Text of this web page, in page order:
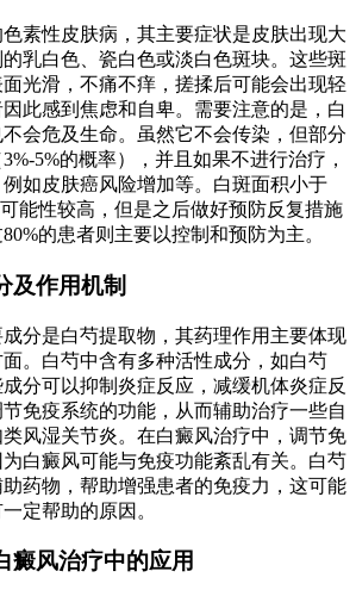
素性皮肤病，其主要症状是皮肤出现大
乳白色、瓷白色或淡白色斑块。这些斑
光滑，不痛不痒，搓揉后可能会出现轻
此感到焦虑和自卑。需要注意的是，白
会危及生命。虽然它不会传染，但部分
5%的概率），并且如果不进行治疗，
如皮肤癌风险增加等。白斑面积小于
能性较高，但是之后做好预防反复措施
的患者则主要以控制和预防为主。
及作用机制
分是白芍提取物，其药理作用主要体现
。白芍中含有多种活性成分，如白芍
分可以抑制炎症反应，减缓机体炎症反
免疫系统的功能，从而辅助治疗一些自
风湿关节炎。在白癜风治疗中，调节免
白癜风可能与免疫功能紊乱有关。白芍
药物，帮助增强患者的免疫力，这可能
定帮助的原因。
癜风治疗中的应用